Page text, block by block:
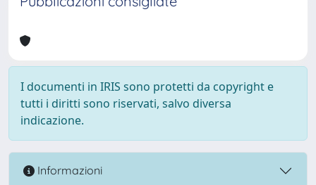
I documenti in IRIS sono protetti da copyright e
tutti i diritti sono riservati, salvo diversa
indicazione.
Informazioni